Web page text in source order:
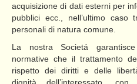
acquisizione di dati esterni per
pubblici ecc., nell’ultimo caso
personali di natura comune.
La nostra Societá
normative che il trattamento
rispetto dei diritti e delle
dignità dell’interessato,